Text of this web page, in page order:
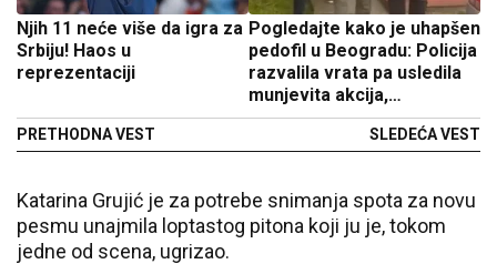
Njih 11 neće više da igra za
Srbiju! Haos u
reprezentaciji
PRETHODNA VEST
Pogledajte kako je uhapšen
pedofil u Beogradu: Policija
razvalila vrata pa usledila
munjevita akcija,
iskorišćavao devojčicu (12)
SLEDEĆA VEST
Katarina Grujić je za potrebe snimanja spota za novu
pesmu unajmila loptastog pitona koji ju je, tokom
jedne od scena, ugrizao.